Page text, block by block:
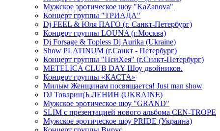
Мужское эротическое шоу "KaZanova"
Концерт группы "ТРИАДА"
Dj FEEL & Юля ПАГО (г. Санкт-Петербург)
Концерт группы LOUNA (г.Москва)
Dj Forsage & Topless Dj Aurika (Ukraine)
Show PLATINUM (г.Санкт - Петербург)
Концерт группы "ПсиХея" (г.Снакт-Петербург)
METELICA CLUB DAY Шоу двойников.
Концерт группы «КАСТА»
Милым Женщинам посвящается! Just man show
DJ ТоварищЪ ЛЕНИН (UKRAINE)
Мужское эротическое шоу "GRAND"
SLIM с презентацией нового альбома CEN-TROPE
Мужское эротическое шоу PRIDE (Украина)